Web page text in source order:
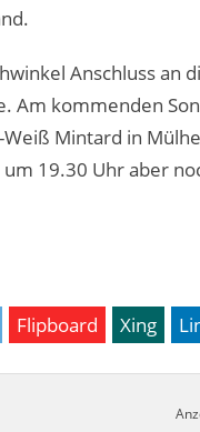
Anschluss
kommenden
Mintard in
19.30 Uhr aber
Flipboard Xing